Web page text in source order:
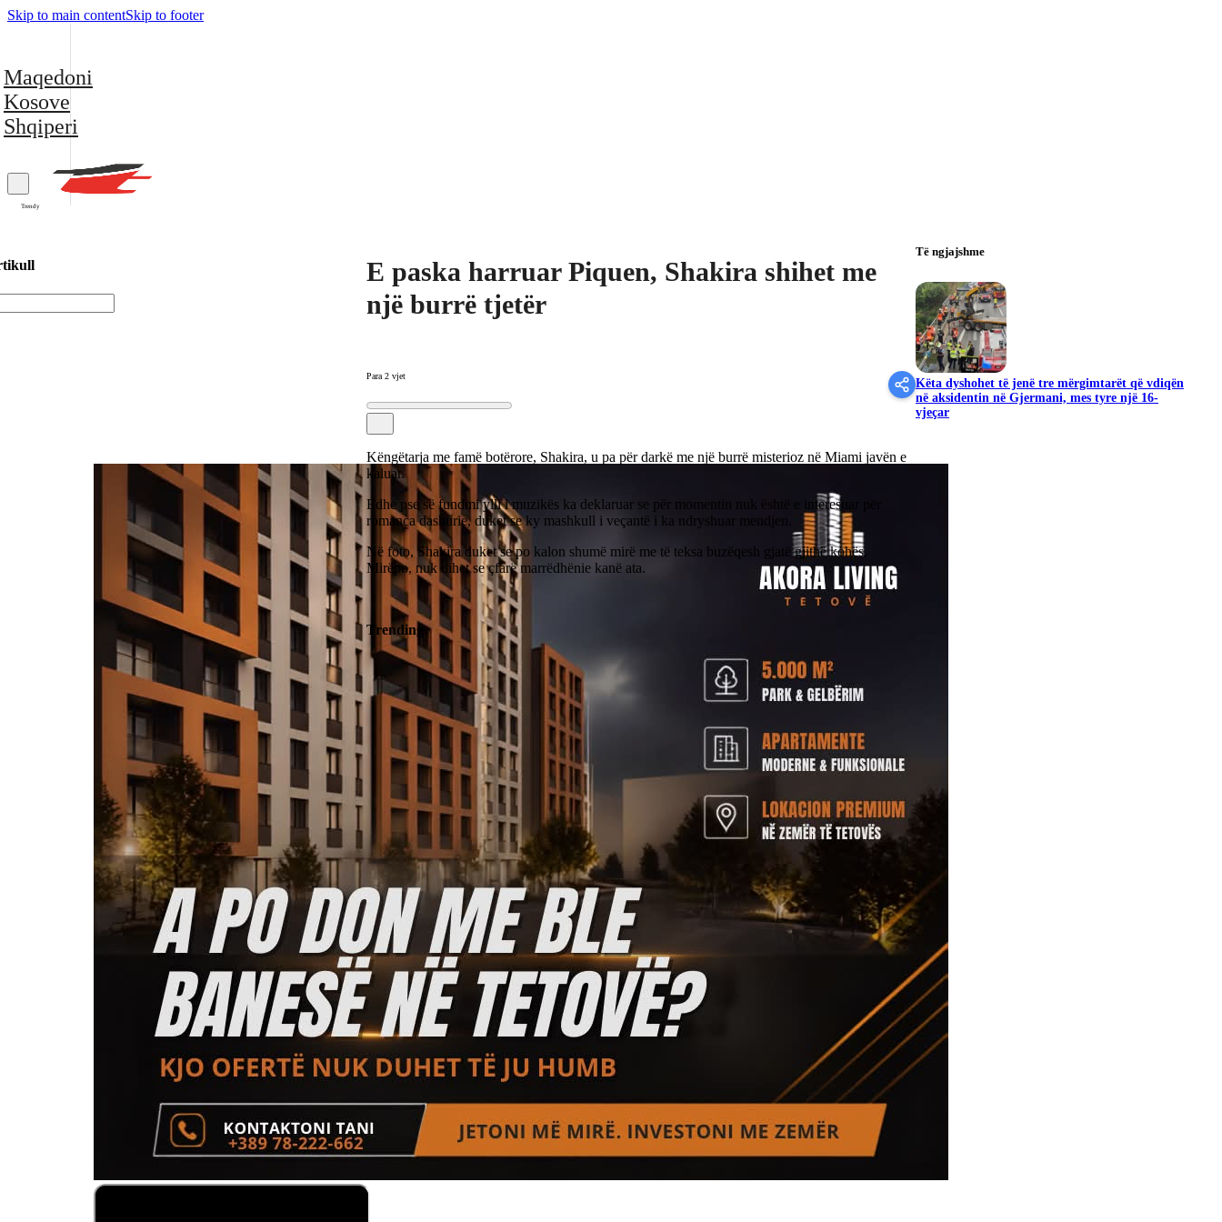
Skip to main contentSkip to footer
Maqedoni
Kosove
Shqiperi
Trendy
E paska harruar Piquen, Shakira shihet me
një burrë tjetër
Para 2 vjet
Këngëtarja me famë botërore, Shakira, u pa për darkë me një burrë misterioz në Miami javën e
kaluar.
Edhe pse së fundmi ylli i muzikës ka deklaruar se për momentin nuk është e interesuar për
romanca dashurie, duket se ky mashkull i veçantë i ka ndryshuar mendjen.
Në foto, Shakira duket se po kalon shumë mirë me të teksa buzëqesh gjatë gjithë kohës.
Mirëpo, nuk dihet se çfarë marrëdhënie kanë ata.
Trending
Të ngjajshme
Këta dyshohet të jenë tre mërgimtarët që vdiqën
në aksidentin në Gjermani, mes tyre një 16-
vjeçar